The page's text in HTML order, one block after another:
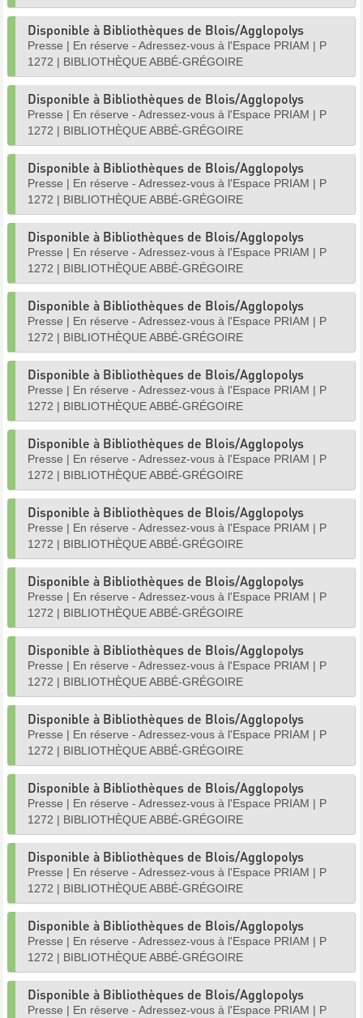
Disponible à Bibliothèques de Blois/Agglopolys
Presse | En réserve - Adressez-vous à l'Espace PRIAM | P
1272 | BIBLIOTHÈQUE ABBÉ-GRÉGOIRE
Disponible à Bibliothèques de Blois/Agglopolys
Presse | En réserve - Adressez-vous à l'Espace PRIAM | P
1272 | BIBLIOTHÈQUE ABBÉ-GRÉGOIRE
Disponible à Bibliothèques de Blois/Agglopolys
Presse | En réserve - Adressez-vous à l'Espace PRIAM | P
1272 | BIBLIOTHÈQUE ABBÉ-GRÉGOIRE
Disponible à Bibliothèques de Blois/Agglopolys
Presse | En réserve - Adressez-vous à l'Espace PRIAM | P
1272 | BIBLIOTHÈQUE ABBÉ-GRÉGOIRE
Disponible à Bibliothèques de Blois/Agglopolys
Presse | En réserve - Adressez-vous à l'Espace PRIAM | P
1272 | BIBLIOTHÈQUE ABBÉ-GRÉGOIRE
Disponible à Bibliothèques de Blois/Agglopolys
Presse | En réserve - Adressez-vous à l'Espace PRIAM | P
1272 | BIBLIOTHÈQUE ABBÉ-GRÉGOIRE
Disponible à Bibliothèques de Blois/Agglopolys
Presse | En réserve - Adressez-vous à l'Espace PRIAM | P
1272 | BIBLIOTHÈQUE ABBÉ-GRÉGOIRE
Disponible à Bibliothèques de Blois/Agglopolys
Presse | En réserve - Adressez-vous à l'Espace PRIAM | P
1272 | BIBLIOTHÈQUE ABBÉ-GRÉGOIRE
Disponible à Bibliothèques de Blois/Agglopolys
Presse | En réserve - Adressez-vous à l'Espace PRIAM | P
1272 | BIBLIOTHÈQUE ABBÉ-GRÉGOIRE
Disponible à Bibliothèques de Blois/Agglopolys
Presse | En réserve - Adressez-vous à l'Espace PRIAM | P
1272 | BIBLIOTHÈQUE ABBÉ-GRÉGOIRE
Disponible à Bibliothèques de Blois/Agglopolys
Presse | En réserve - Adressez-vous à l'Espace PRIAM | P
1272 | BIBLIOTHÈQUE ABBÉ-GRÉGOIRE
Disponible à Bibliothèques de Blois/Agglopolys
Presse | En réserve - Adressez-vous à l'Espace PRIAM | P
1272 | BIBLIOTHÈQUE ABBÉ-GRÉGOIRE
Disponible à Bibliothèques de Blois/Agglopolys
Presse | En réserve - Adressez-vous à l'Espace PRIAM | P
1272 | BIBLIOTHÈQUE ABBÉ-GRÉGOIRE
Disponible à Bibliothèques de Blois/Agglopolys
Presse | En réserve - Adressez-vous à l'Espace PRIAM | P
1272 | BIBLIOTHÈQUE ABBÉ-GRÉGOIRE
Disponible à Bibliothèques de Blois/Agglopolys
Presse | En réserve - Adressez-vous à l'Espace PRIAM | P